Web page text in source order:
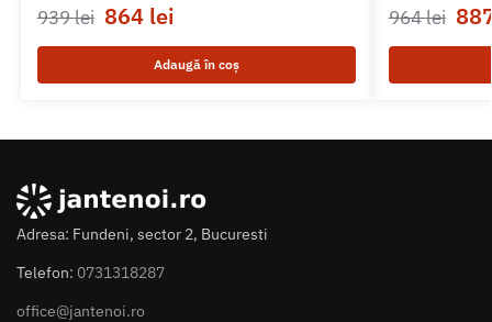
939lei 864 lei
Adaugă în coș
964lei
Adresa: Fundeni, sector 2, Bucuresti
Telefon: 0731318287
office@jantenoi.ro